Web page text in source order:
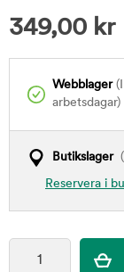
349,00 kr
Webblager(I
arbetsdagar)
Butikslager
Reservera i